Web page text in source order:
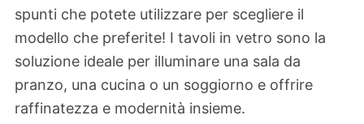
spunti che potete utilizzare per scegliere il
modello che preferite! I tavoli in vetro sono la
soluzione ideale per illuminare una sala da
pranzo, una cucina o un soggiorno e offrire
raffinatezza e modernità insieme.